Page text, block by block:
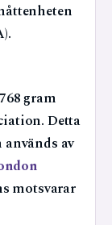
gram
Detta
av
motsvarar